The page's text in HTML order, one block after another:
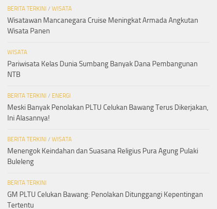
BERITA TERKINI / WISATA
Wisatawan Mancanegara Cruise Meningkat Armada Angkutan
Wisata Panen
WISATA
Pariwisata Kelas Dunia Sumbang Banyak Dana Pembangunan
NTB
BERITA TERKINI / ENERGI
Meski Banyak Penolakan PLTU Celukan Bawang Terus Dikerjakan,
Ini Alasannya!
BERITA TERKINI / WISATA
Menengok Keindahan dan Suasana Religius Pura Agung Pulaki
Buleleng
BERITA TERKINI
GM PLTU Celukan Bawang: Penolakan Ditunggangi Kepentingan
Tertentu